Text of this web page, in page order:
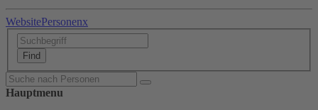
WebsitePersonenx
Hauptmenu